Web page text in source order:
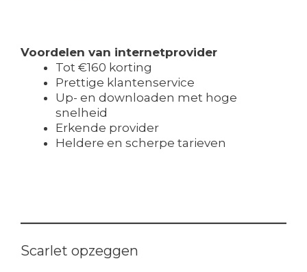
Voordelen van internetprovider
Tot €160 korting
Prettige klantenservice
Up- en downloaden met hoge
snelheid
Erkende provider
Heldere en scherpe tarieven
Scarlet opzeggen